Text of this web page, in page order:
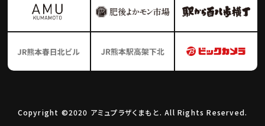
Copyright ©2020 アミュプラザくまもと. All Rights Reserved.